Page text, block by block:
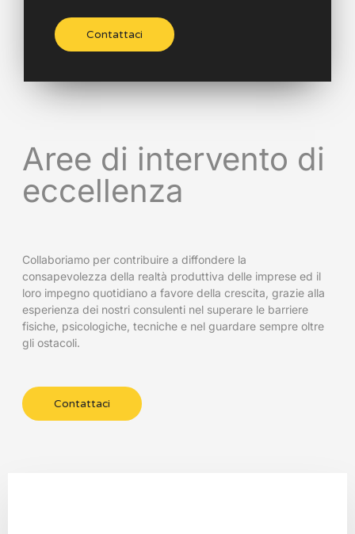
Contattaci
Aree di intervento di
eccellenza
Collaboriamo per contribuire a diffondere la
consapevolezza della realtà produttiva delle imprese ed il
loro impegno quotidiano a favore della crescita, grazie alla
esperienza dei nostri consulenti nel superare le barriere
fisiche, psicologiche, tecniche e nel guardare sempre oltre
gli ostacoli.
Contattaci